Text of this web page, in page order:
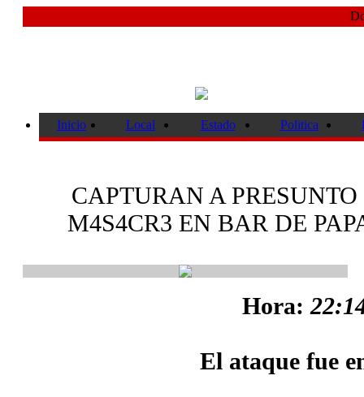
Inicio Local Estado Politica
CAPTURAN A
M4S4CR3 EN BAR DE
Hora:
El ataque fue